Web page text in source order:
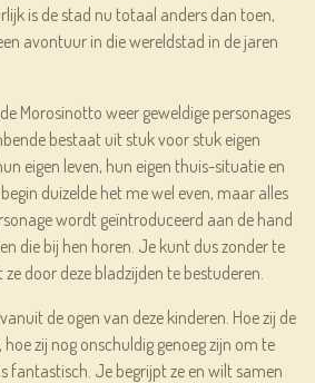
is de stad nu totaal anders dan toen,
avontuur in die wereldstad in de jaren
Morosinotto weer geweldige personages
bestaat uit stuk voor stuk eigen
eigen leven, hun eigen thuis-situatie en
duizelde het me wel even, maar alles
wordt geïntroduceerd aan de hand
die bij hen horen. Je kunt dus zonder te
door deze bladzijden te bestuderen.
de ogen van deze kinderen. Hoe zij de
zij nog onschuldig genoeg zijn om te
fantastisch. Je begrijpt ze en wilt samen